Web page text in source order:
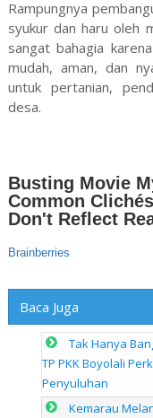
Rampungnya
syukur dan haru oleh
sangat bahagia
mudah, aman, dan
untuk pertanian,
desa.
Baca Juga
Tak Hanya
TP PKK Boyolali
Penyuluhan
Kemarau